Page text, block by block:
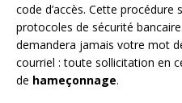
code d’accès. Cette procédure
protocoles de sécurité
demandera jamais votre mot
courriel : toute sollicitation en
de hameçonnage.